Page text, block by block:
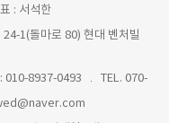
: 서석한
1(돌마로 80) 현대 벤처빌
010-8937-0493
TEL. 070-